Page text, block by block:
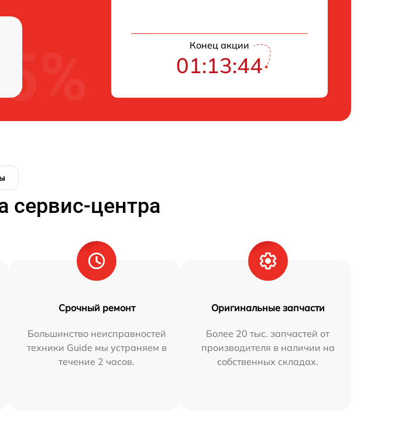
Конец акции
01:13:43
сервис-центра
Срочный ремонт
Большинство неисправностей
техники Guide мы устраняем в
течение 2 часов.
Оригинальные запчасти
Более 20 тыс. запчастей от
производителя в наличии на
собственных складах.